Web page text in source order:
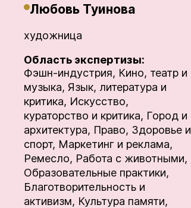
Любовь Туинова
художница
Область экспертизы:
Фэшн-индустрия, Кино, театр и
музыка, Язык, литература и
критика, Искусство,
кураторство и критика, Город и
архитектура, Право, Здоровье и
спорт, Маркетинг и реклама,
Ремесло, Работа с животными,
Образовательные практики,
Благотворительность и
активизм, Культура памяти,